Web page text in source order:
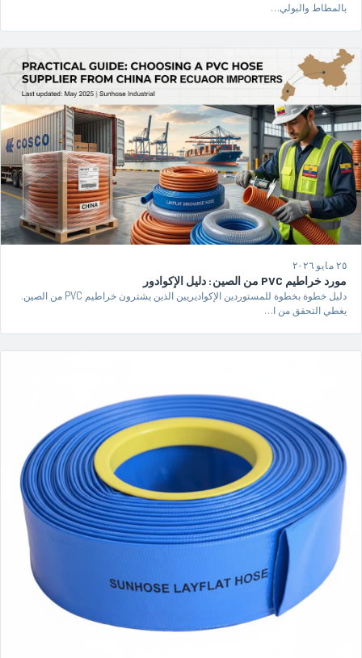
بالمطاط والبولي…
٢٥ مايو ٢٠٢٦
مورد خراطيم PVC من الصين: دليل الإكوادور
دليل خطوة بخطوة للمستوردين الإكواديريين الذين يشترون خراطيم PVC من الصين.
يغطي التحقق من ا…